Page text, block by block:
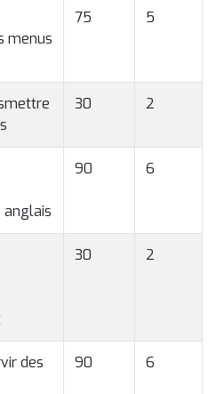
menus
75 5
30 2
anglais
90 6
30 2
des
90 6